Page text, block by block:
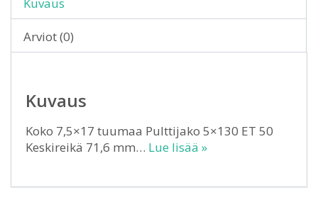
Arviot (0)
Kuvaus
Koko 7,5×17 tuumaa Pulttijako 5×130 ET 50
Keskireikä 71,6 mm… Lue lisää »